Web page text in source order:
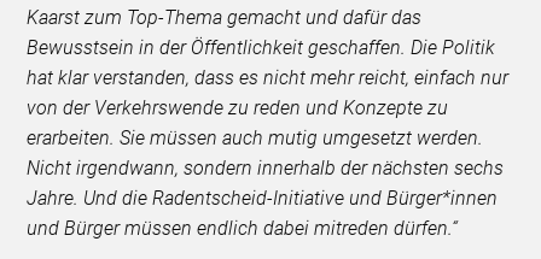
Kaarst zum Top-Thema gemacht und dafür das
Bewusstsein in der Öffentlichkeit geschaffen. Die Politik
hat klar verstanden, dass es nicht mehr reicht, einfach nur
von der Verkehrswende zu reden und Konzepte zu
erarbeiten. Sie müssen auch mutig umgesetzt werden.
Nicht irgendwann, sondern innerhalb der nächsten sechs
Jahre. Und die Radentscheid-Initiative und Bürger*innen
und Bürger müssen endlich dabei mitreden dürfen.“